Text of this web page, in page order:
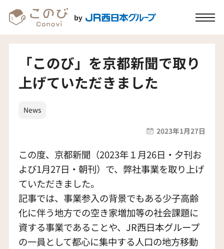
「このび」を京都新聞で取り
上げていただきました
News
2023年1月27日
この度、京都新聞（2023年１月26日・夕刊お
よび1月27日・朝刊）で、弊社事業を取り上げ
ていただきました。
記事では、事業参入の背景でもある少子高齢
化に伴う地方での空き家増加等の社会課題に
資する事業であることや、JR西日本グループ
の一員として都心に集中する人口の地方移動